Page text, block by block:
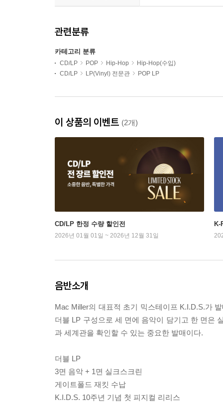
관련분류
카테고리 분류
CD/LP POP Hip-Hop
Hip-Hop(수입)
CD/LP
LP(Vinyl) 전문관 POP LP
이 상품의 이벤트 (2개)
CD/LP 한정 수량 할인전
2026년 01월 01일 ~ 2026년 12월 31일
K-
음반소개
Mac Miller의 대표적 초기 믹스테이프 K.I.D.S.가
더블 LP 구성으로 세 면에 음악이 담기고 한 면은
과 세계관을 확인할 수 있는 중요한 발매이다.
더블 LP
3면 음악 + 1면 실크스크린
게이트폴드 재킷 수납
K.I.D.S. 10주년 기념 첫 피지컬 리리스